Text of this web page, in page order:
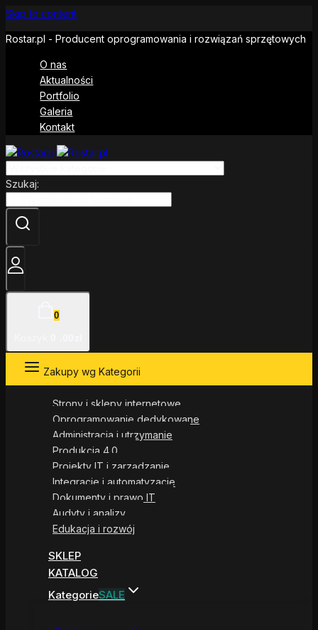
Skip to content
Rostar.pl - Producent oprogramowania i rozwiązań sprzętowych
O nas
Aktualności
Portfolio
Galeria
Kontakt
Szukaj:
0
Zakupy wg Kategorii
Strony i sklepy internetowe
Oprogramowanie dedykowane
Administracja i utrzymanie
Produkcja 4.0
Projekty IT i zarządzanie
Integracje i automatyzacje
Dokumenty i prawo IT
Audyty i analizy
Edukacja i rozwój
SKLEP
KATALOG
KategorieSALE